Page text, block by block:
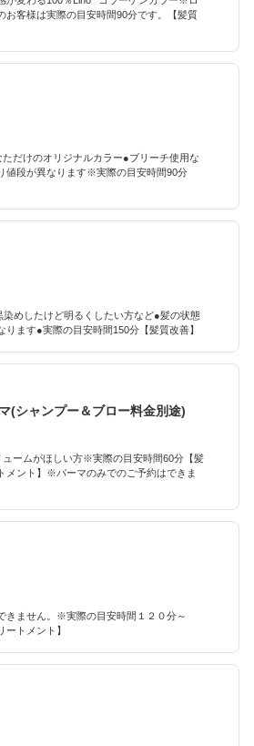
客様は実際の目安時間90分です。【髪質
だけのオリジナルカラー●ブリーチ使用な
値段が異なります※実際の目安時間90分
めしたけど明るくしたい方など●髪の状態
ります●実際の目安時間150分【髪質改善】
(シャンプー＆ブロー料金別途)
ームがほしい方※実際の目安時間60分【髪
メント】※パーマのみでのご予約はできま
きません。※実際の目安時間１２０分～
ートメント】